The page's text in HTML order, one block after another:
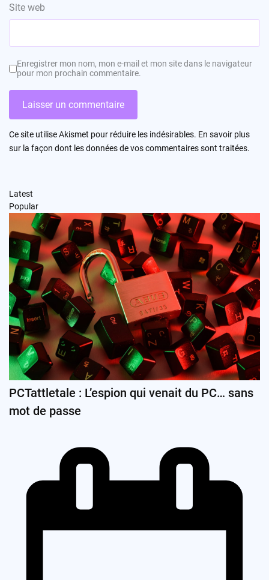
Site web
Enregistrer mon nom, mon e-mail et mon site dans le navigateur
pour mon prochain commentaire.
Ce site utilise Akismet pour réduire les indésirables. En savoir plus
sur la façon dont les données de vos commentaires sont traitées.
Latest
Popular
PCTattletale : L’espion qui venait du PC… sans
mot de passe